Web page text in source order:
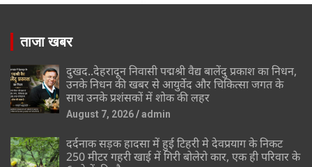
ताजा खबर
दुखद..देहरादून निवासी पद्मश्री वैद्य बालेंदु प्रकाश का निधन,
उनके निधन की खबर से आयुर्वेद और चिकित्सा जगत के
साथ उनके प्रशंसकों में शोक की लहर
August 7, 2026 admin
दर्दनाक सड़क हादसा में हुई टिहरी मे देवप्रयाग के निकट
250 मीटर गहरी खाई में गिरी बोलेरो कार, एक ही परिवार के